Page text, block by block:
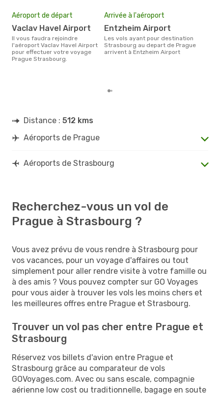
Aéroport de départ
Vaclav Havel Airport
Il vous faudra rejoindre
l'aéroport Vaclav Havel Airport
pour effectuer votre voyage
Prague Strasbourg.
Arrivée à l'aéroport
Entzheim Airport
Les vols ayant pour destination
Strasbourg au depart de Prague
arrivent à Entzheim Airport
Distance : 512 kms
Aéroports de Prague
Aéroports de Strasbourg
Recherchez-vous un vol de
Prague à Strasbourg ?
Vous avez prévu de vous rendre à Strasbourg pour
vos vacances, pour un voyage d'affaires ou tout
simplement pour aller rendre visite à votre famille ou
à des amis ? Vous pouvez compter sur GO Voyages
pour vous aider à trouver les vols les moins chers et
les meilleures offres entre Prague et Strasbourg.
Trouver un vol pas cher entre Prague et
Strasbourg
Réservez vos billets d'avion entre Prague et
Strasbourg grâce au comparateur de vols
GOVoyages.com. Avec ou sans escale, compagnie
aérienne low cost ou traditionnelle, bagage en soute